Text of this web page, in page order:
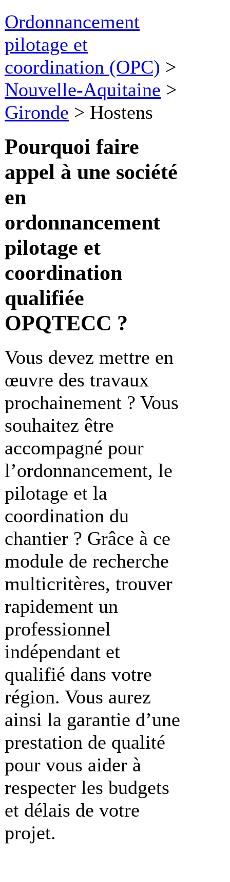
Ordonnancement
pilotage et
coordination (OPC) >
Nouvelle-Aquitaine >
Gironde > Hostens
Pourquoi faire
appel à une société
en
ordonnancement
pilotage et
coordination
qualifiée
OPQTECC ?
Vous devez mettre en
œuvre des travaux
prochainement ? Vous
souhaitez être
accompagné pour
l’ordonnancement, le
pilotage et la
coordination du
chantier ? Grâce à ce
module de recherche
multicritères, trouver
rapidement un
professionnel
indépendant et
qualifié dans votre
région. Vous aurez
ainsi la garantie d’une
prestation de qualité
pour vous aider à
respecter les budgets
et délais de votre
projet.